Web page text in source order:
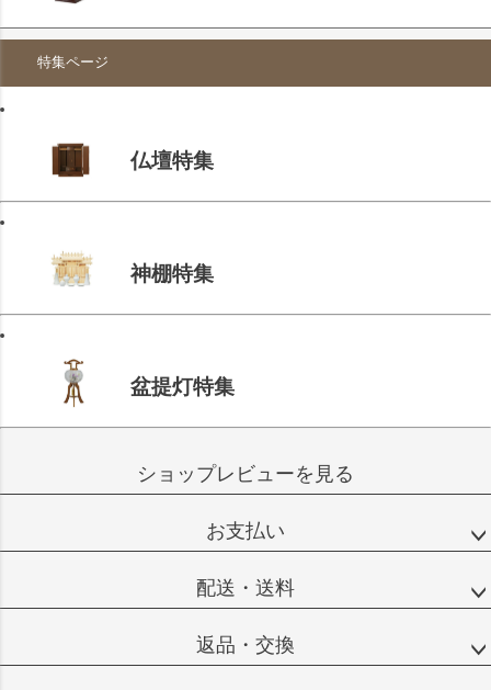
特集ページ
仏壇特集
神棚特集
盆提灯特集
ショップレビューを見る
お支払い
配送・送料
返品・交換